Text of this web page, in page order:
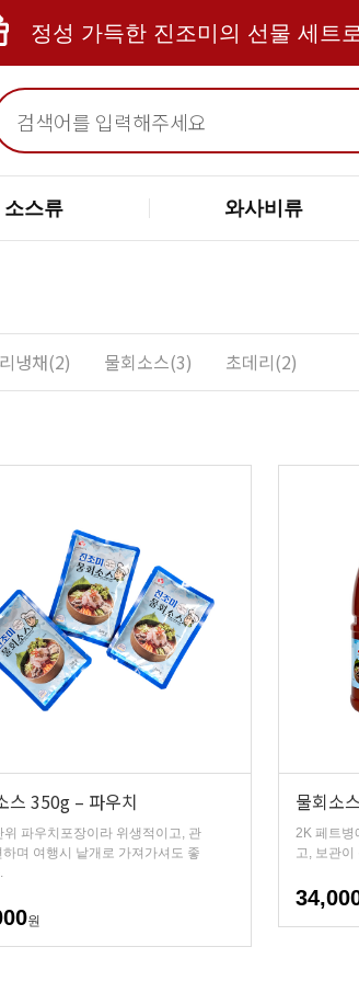
정성 가득한 진조미의 선물 세트
소스류 와사비류
냉채(2) 물회소스(3) 초데리(2)
스 350g – 파우치
파우치포장이라 위생적이고, 관
하며 여행시 낱개로 가져가셔도 좋
원
물회소
2K 페트병
고, 보관이